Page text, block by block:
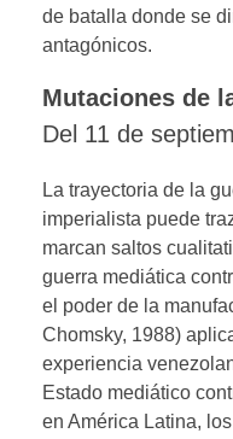
de batalla donde se
antagónicos.
Mutaciones de
Del 11 de
La trayectoria de la
imperialista puede
marcan saltos
guerra mediática
el poder de la
Chomsky, 1988)
experiencia
Estado mediático
en América Latina,